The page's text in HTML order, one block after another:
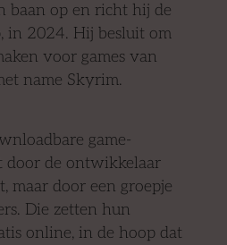
baan op en richt hij de
in 2024. Hij besluit om
voor games van
name Skyrim.
game-
door de ontwikkelaar
maar door een groepje
Die zetten hun
online, in de hoop dat